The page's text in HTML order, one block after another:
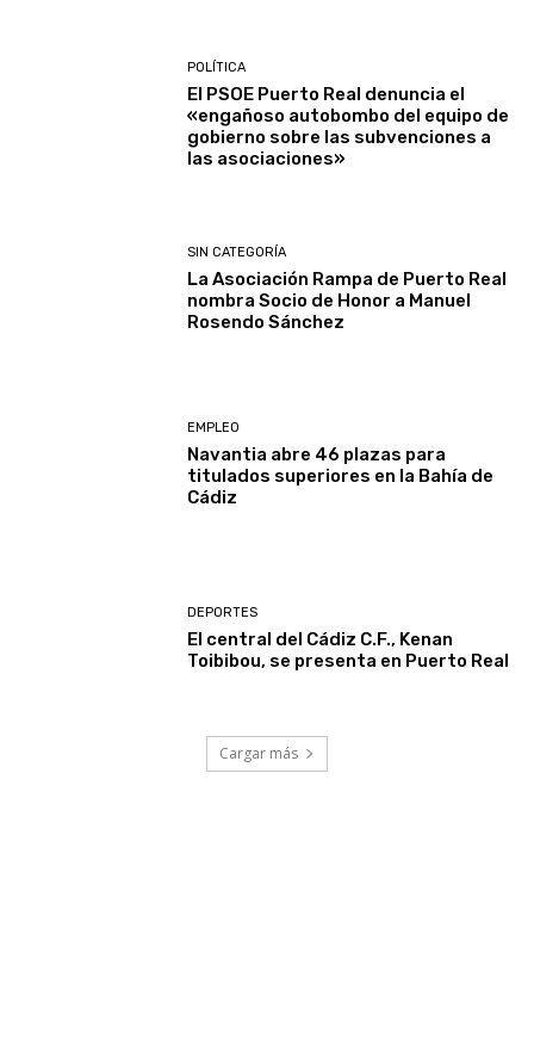
POLÍTICA
El PSOE Puerto Real denuncia el
«engañoso autobombo del equipo de
gobierno sobre las subvenciones a
las asociaciones»
SIN CATEGORÍA
La Asociación Rampa de Puerto Real
nombra Socio de Honor a Manuel
Rosendo Sánchez
EMPLEO
Navantia abre 46 plazas para
titulados superiores en la Bahía de
Cádiz
DEPORTES
El central del Cádiz C.F., Kenan
Toibibou, se presenta en Puerto Real
Cargar más